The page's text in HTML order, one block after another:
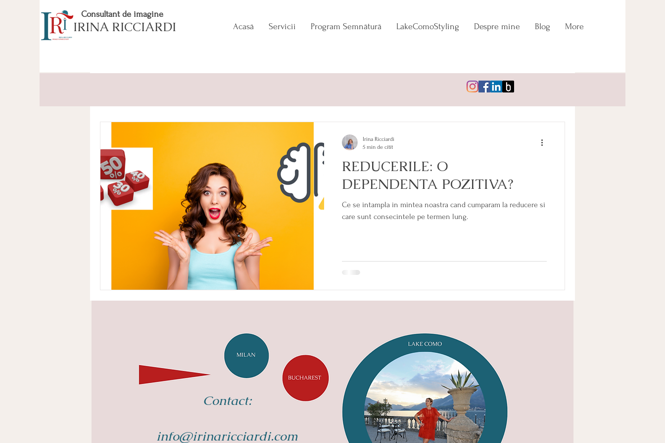
Consultant de imagine
IRINA RICCIARDI Acasă Servicii Program Semnătură LakeComoStyling Despre mine Blog More
Conectează-te/Înregistrează-te
REDUCERILE: O
DEPENDENTA POZITIVA?
Ce se intampla in mintea noastra cand cumparam la reducere si
care sunt consecintele pe termen lung.
Irina Ricciardi
5 min de citit
Contact:
info@irinaricciardi.com